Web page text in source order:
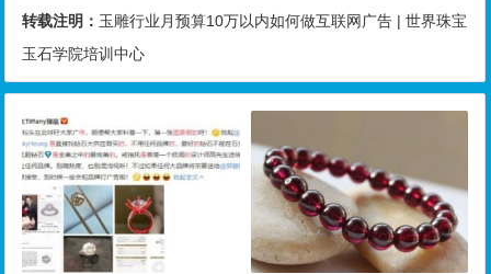
转载注明： 玉雕行业月预算10万以内如何做互联网广告 | 世界珠宝
玉石学院培训中心